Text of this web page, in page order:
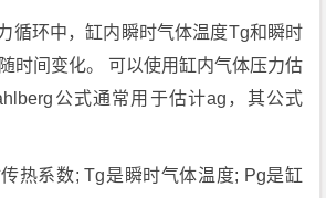
循环中，缸内瞬时气体温度Tg和瞬时
时间变化。 可以使用缸内气体压力估
公式通常用于估计ag，其公式
热系数; Tg是瞬时气体温度; Pg是缸